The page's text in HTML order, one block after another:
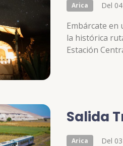
Arica Del
Embárcate
la histórica
Estación
Salida
Arica Del